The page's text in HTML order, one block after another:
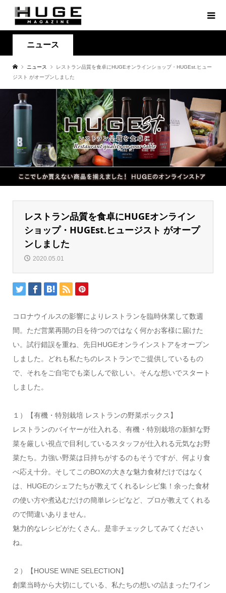
ニュース
ニュース
レストラン品質を食卓にHUGEオンラインショップ・HUGEst.ヒュー
ジスト がオープンしました
レストラン品質を食卓にHUGEオンライン
ショップ・HUGEst.ヒュージスト がオープ
ンしました
2020.05.01
コロナウイルスの影響によりレストランを臨時休業して数週
間。ただ営業再開の日を待つのではなく何かお客様に届けた
い。試行錯誤を重ね、先日HUGEオンラインストアをオープン
しました。どれも私たちのレストランでご提供しているもの
で、それをご自宅でも楽しんで欲しい。そんな想いでスタート
しました。
１）【有機・特別栽培 レストランの野菜ボックス】
レストランのバイヤーが仕入れる、有機・特別栽培の新鮮な野
菜を厳しい視点で目利しているスタッフが仕入れる元気なお野
菜たち。力強い野菜は日持ちがするのもそうですが、何より食
べ応え十分。そしてこのBOXの大きな魅力食材だけではなく
は、HUGEのシェフたちが教えてくれるレシピ集！余った食材
の使い方や煮込むだけの簡単レシピなど、プロが教えてくれる
ので間違いありません。
魅力的なレシピがたくさん。是非チェックしてみてください
ね。
２）【HOUSE WINE SELECTION】
創業当時から大切にしている、私たちの想いの詰まったワイン